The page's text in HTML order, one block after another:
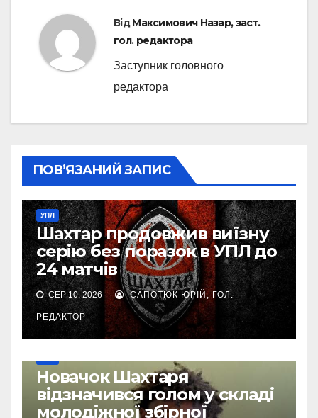
ВідМаксимович Назар, заст.
гол. редактора
Заступник головного
редактора
ПОВ’ЯЗАНИЙ ЗАПИС
УПЛ
Шахтар продовжив виїзну
серію без поразок в УПЛ до
24 матчів
СЕР 10, 2026 САПОТЮК ЮРІЙ, ГОЛ.
РЕДАКТОР
Новачок Шахтаря
відзначився голом у складі
молодіжної збірної